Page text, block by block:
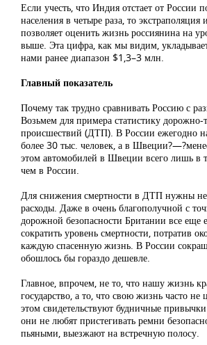
Если учесть, что Индия отстает от
населения в четыре раза, то
позволяет оценить жизнь россиянина на
выше. Эта цифра, как мы видим,
нами ранее диапазон $1,3–3 млн.
Главный показатель
Почему так трудно сравнивать Россию с
Возьмем для примера статистику дорожно-
происшествий (ДТП). В России ежегодно
более 30 тыс. человек, а в
этом автомобилей в Швеции всего лишь в
чем в России.
Для снижения смертности в ДТП нужны
расходы. Даже в очень благополучной с
дорожной безопасности Британии все еще
сократить уровень смертности, потратив
каждую спасенную жизнь. В России
обошлось бы гораздо дешевле.
Главное, впрочем, не то, что нашу жизнь
государство, а то, что свою жизнь часто
этом свидетельствуют будничные
они не любят пристегивать ремни
пьяными, выезжают на встречную полосу.